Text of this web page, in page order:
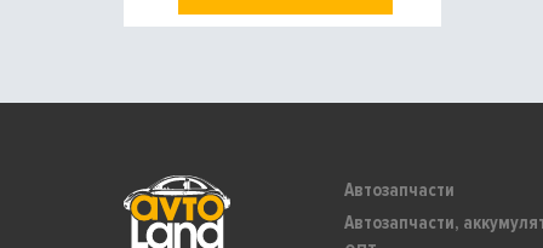
Автозапчасти
Автозапчасти,